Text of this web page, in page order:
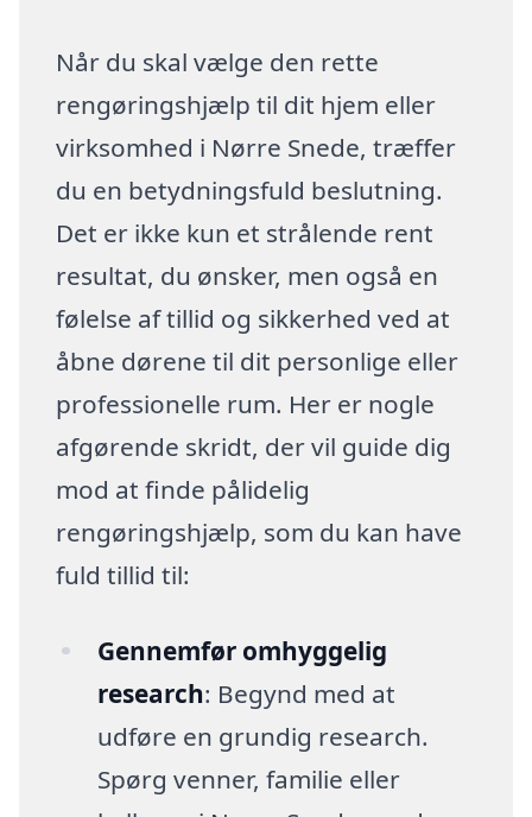
Når du skal vælge den rette
rengøringshjælp til dit hjem eller
virksomhed i Nørre Snede, træffer
du en betydningsfuld beslutning.
Det er ikke kun et strålende rent
resultat, du ønsker, men også en
følelse af tillid og sikkerhed ved at
åbne dørene til dit personlige eller
professionelle rum. Her er nogle
afgørende skridt, der vil guide dig
mod at finde pålidelig
rengøringshjælp, som du kan have
fuld tillid til:
Gennemfør omhyggelig
research: Begynd med at
udføre en grundig research.
Spørg venner, familie eller